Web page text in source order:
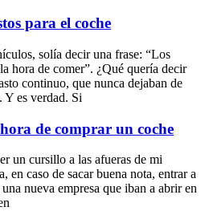
para el coche
solía decir una frase: “Los
hora de comer”. ¿Qué quería decir
continuo, que nunca dejaban de
Y es verdad. Si
de comprar un coche
un cursillo a las afueras de mi
en caso de sacar buena nota, entrar a
nueva empresa que iban a abrir en